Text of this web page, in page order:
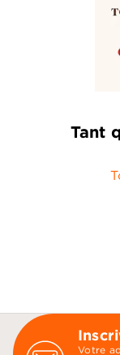
Tant
Votre